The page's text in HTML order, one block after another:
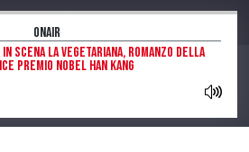
OnAir
scena La vegetariana, romanzo della
Premio Nobel Han Kang